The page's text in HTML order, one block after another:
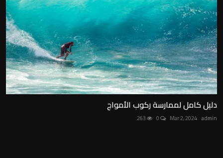
دليل كامل لممارسة ركوب الأمواج
admin
Mar 2, 2024